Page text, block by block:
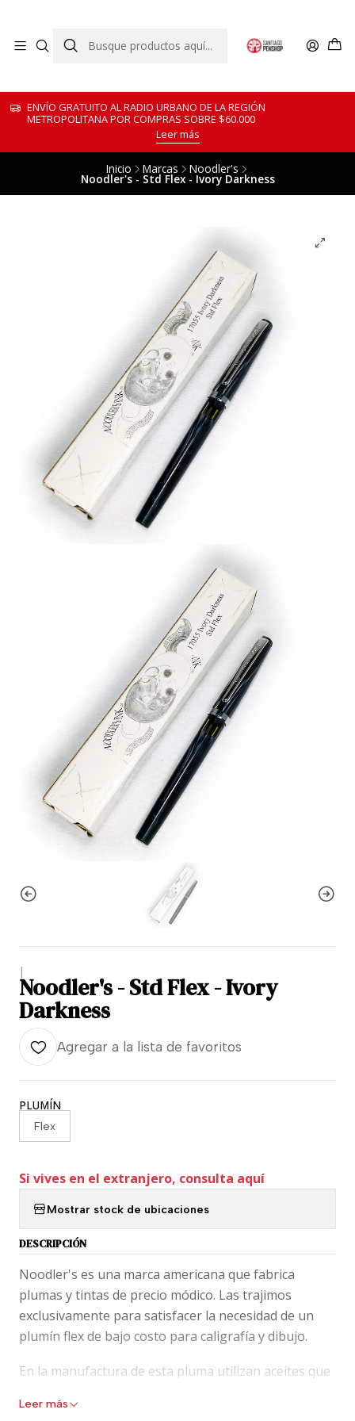
ENVÍO GRATUITO AL RADIO URBANO DE LA REGIÓN
METROPOLITANA POR COMPRAS SOBRE $60.000
Leer más
Inicio Marcas Noodler's
Noodler's - Std Flex - Ivory Darkness
|
Noodler's - Std Flex - Ivory
Darkness
Agregar a la lista de favoritos
PLUMÍN
Flex
Si vives en el extranjero, consulta aquí
Mostrar stock de ubicaciones
DESCRIPCIÓN
Noodler's es una marca americana que fabrica
plumas y tintas de precio módico. Las trajimos
exclusivamente para satisfacer la necesidad de un
plumín flex de bajo costo para caligrafía y dibujo.
En la manufactura de esta pluma utilizan aceites que
pluma, dando una experiencia no grata de escritura,
Leer más